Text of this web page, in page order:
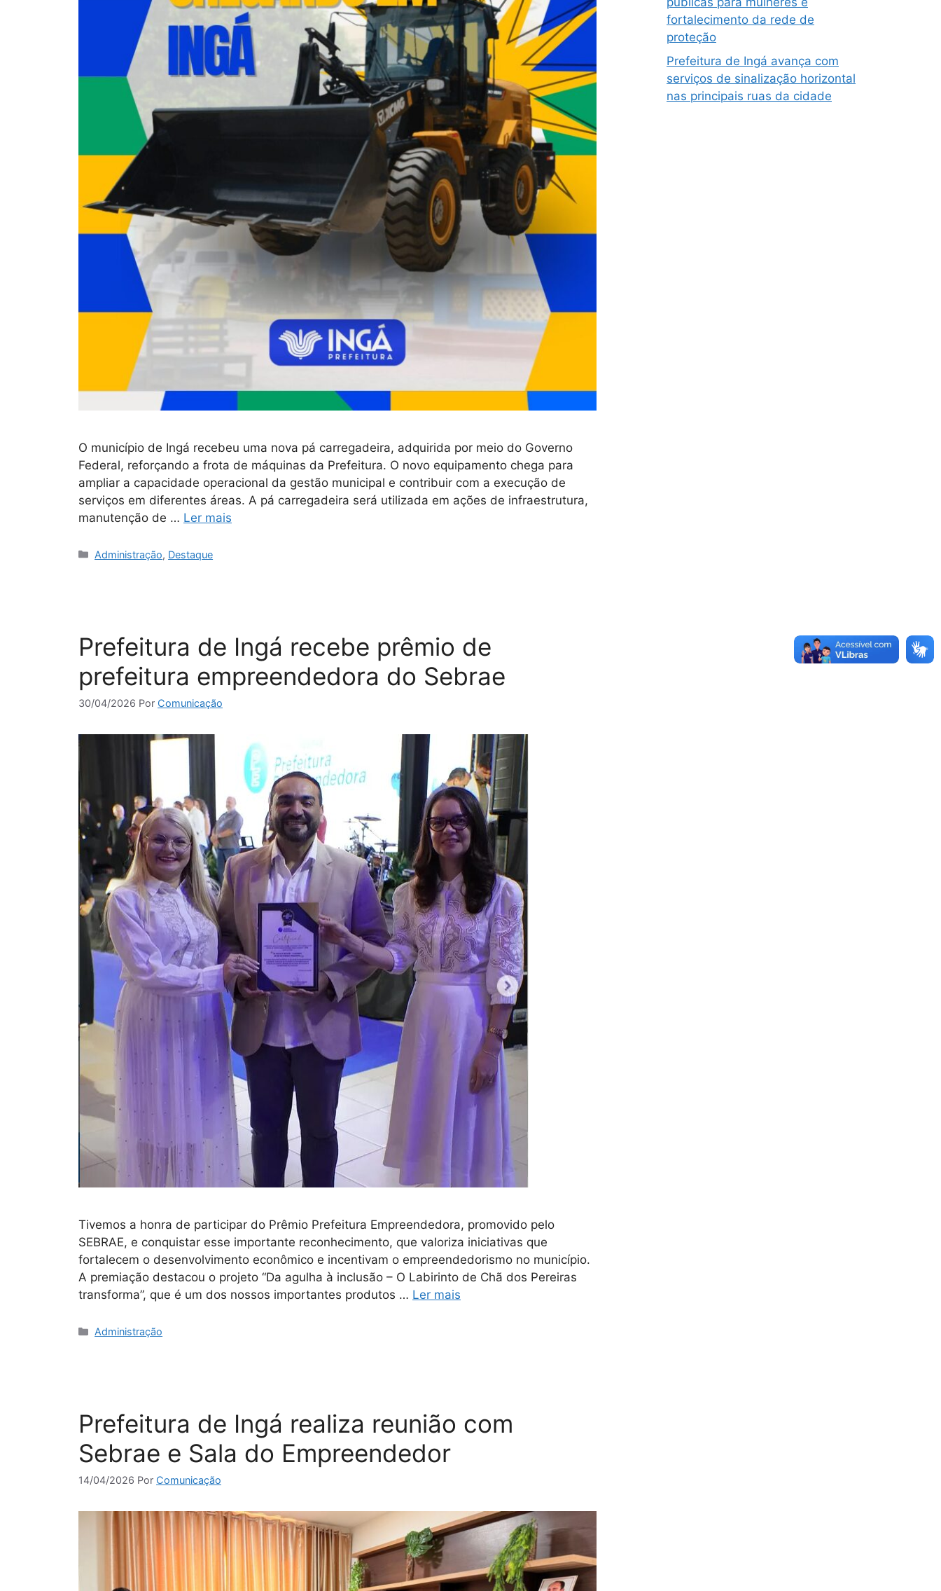
O município de Ingá recebeu uma nova pá carregadeira, adquirida por meio do Governo
Federal, reforçando a frota de máquinas da Prefeitura. O novo equipamento chega para
ampliar a capacidade operacional da gestão municipal e contribuir com a execução de
serviços em diferentes áreas. A pá carregadeira será utilizada em ações de infraestrutura,
manutenção de … Ler mais
Administração, Destaque
Prefeitura de Ingá recebe prêmio de
prefeitura empreendedora do Sebrae
30/04/2026 Por Comunicação
Tivemos a honra de participar do Prêmio Prefeitura Empreendedora, promovido pelo
SEBRAE, e conquistar esse importante reconhecimento, que valoriza iniciativas que
fortalecem o desenvolvimento econômico e incentivam o empreendedorismo no município.
A premiação destacou o projeto “Da agulha à inclusão – O Labirinto de Chã dos Pereiras
transforma”, que é um dos nossos importantes produtos … Ler mais
Administração
Prefeitura de Ingá realiza reunião com
Sebrae e Sala do Empreendedor
14/04/2026 Por Comunicação
fortalecimento da rede de
proteção
Prefeitura de Ingá avança com
serviços de sinalização horizontal
nas principais ruas da cidade